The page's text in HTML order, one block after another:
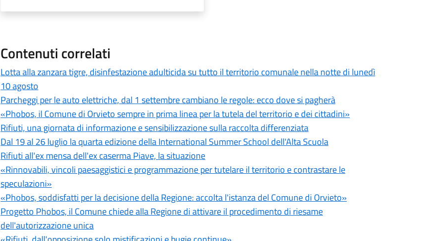
Contenuti correlati
Lotta alla zanzara tigre, disinfestazione adulticida su tutto il territorio comunale nella notte di lunedì
10 agosto
Parcheggi per le auto elettriche, dal 1 settembre cambiano le regole: ecco dove si pagherà
«Phobos, il Comune di Orvieto sempre in prima linea per la tutela del territorio e dei cittadini»
Rifiuti, una giornata di informazione e sensibilizzazione sulla raccolta differenziata
Dal 19 al 26 luglio la quarta edizione della International Summer School dell'Alta Scuola
Rifiuti all'ex mensa dell'ex caserma Piave, la situazione
«Rinnovabili, vincoli paesaggistici e programmazione per tutelare il territorio e contrastare le
speculazioni»
«Phobos, soddisfatti per la decisione della Regione: accolta l'istanza del Comune di Orvieto»
Progetto Phobos, il Comune chiede alla Regione di attivare il procedimento di riesame
dell'autorizzazione unica